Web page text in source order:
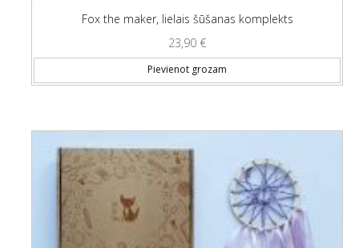
Fox the maker, lielais šūšanas komplekts
23,90 €
Pievienot grozam